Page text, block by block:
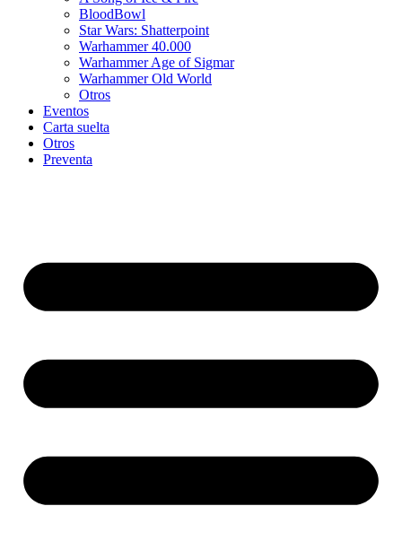
BloodBowl
Star Wars: Shatterpoint
Warhammer 40.000
Warhammer Age of Sigmar
Warhammer Old World
Otros
Eventos
Carta suelta
Otros
Preventa